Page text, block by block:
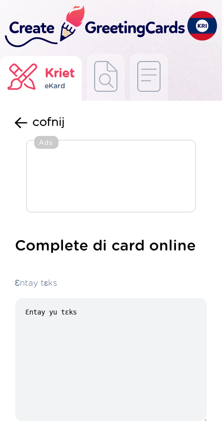
Kriet
eKard
cofnij
Ads
Complete di card online
Ɛntay tɛks